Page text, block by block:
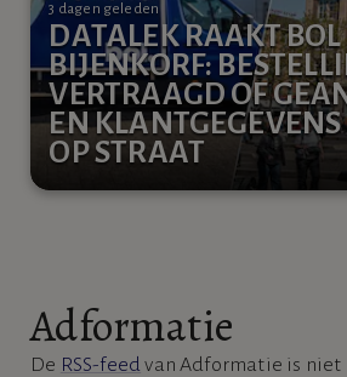
DATALEK RAAKT
BIJENKORF:
VERTRAAGD OF
EN
OP STRAAT
3 dagen geleden
Adformatie
De RSS-feed van Adformatie is niet